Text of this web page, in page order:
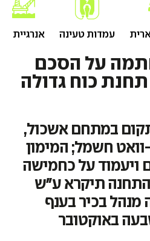
עמדות טעינה אנרגיית גז
על הסכם
כוח גדולה
במתחם אשכול,
850 מגה-וואט חשמל; המימון
ויעמוד על כחמישה
התחנה תיקרא ע"ש
בכיר בענף
באוקטובר